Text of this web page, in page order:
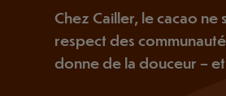
Chez Cailler, le cacao ne
respect des
donne de la douceur –